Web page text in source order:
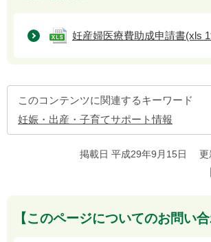
妊産婦医療費助成申請書(xls
このコンテンツに関連するキーワード
妊娠・出産・子育てサポート情報
掲載日 平成29年9月15日
【このページについてのお問い合